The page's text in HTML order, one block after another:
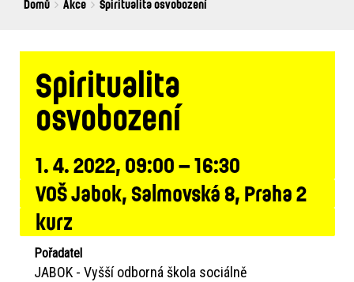
Breadcrumbs
You
Domů Akce Spiritualita osvobození
Spiritualita
osvobození
1. 4. 2022, 09:00 – 16:30
VOŠ Jabok, Salmovská 8, Praha 2
kurz
Pořadatel
JABOK - Vyšší odborná škola sociálně